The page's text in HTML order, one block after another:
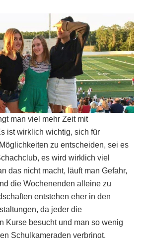
man viel mehr Zeit mit
ist wirklich wichtig, sich für
zu entscheiden, sei es
es wird wirklich viel
das nicht macht, läuft man Gefahr,
die Wochenenden alleine zu
entstehen eher in den
da jeder die
Kurse besucht und man so wenig
Schulkameraden verbringt.